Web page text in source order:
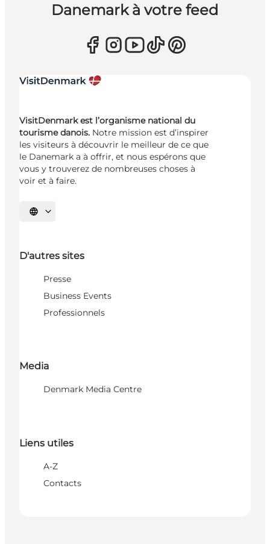
Danemark à votre feed
VisitDenmark est l’organisme national du
tourisme danois. Notre mission est d’inspirer
les visiteurs à découvrir le meilleur de ce que
le Danemark a à offrir, et nous espérons que
vous y trouverez de nombreuses choses à
voir et à faire.
Choisissez la langue
D'autres sites
Presse
Business Events
Professionnels
Media
Denmark Media Centre
Liens utiles
A-Z
Contacts